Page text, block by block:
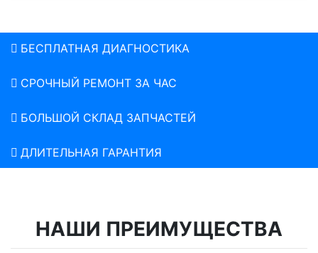
БЕСПЛАТНАЯ ДИАГНОСТИКА
СРОЧНЫЙ РЕМОНТ ЗА ЧАС
БОЛЬШОЙ СКЛАД ЗАПЧАСТЕЙ
ДЛИТЕЛЬНАЯ ГАРАНТИЯ
НАШИ ПРЕИМУЩЕСТВА